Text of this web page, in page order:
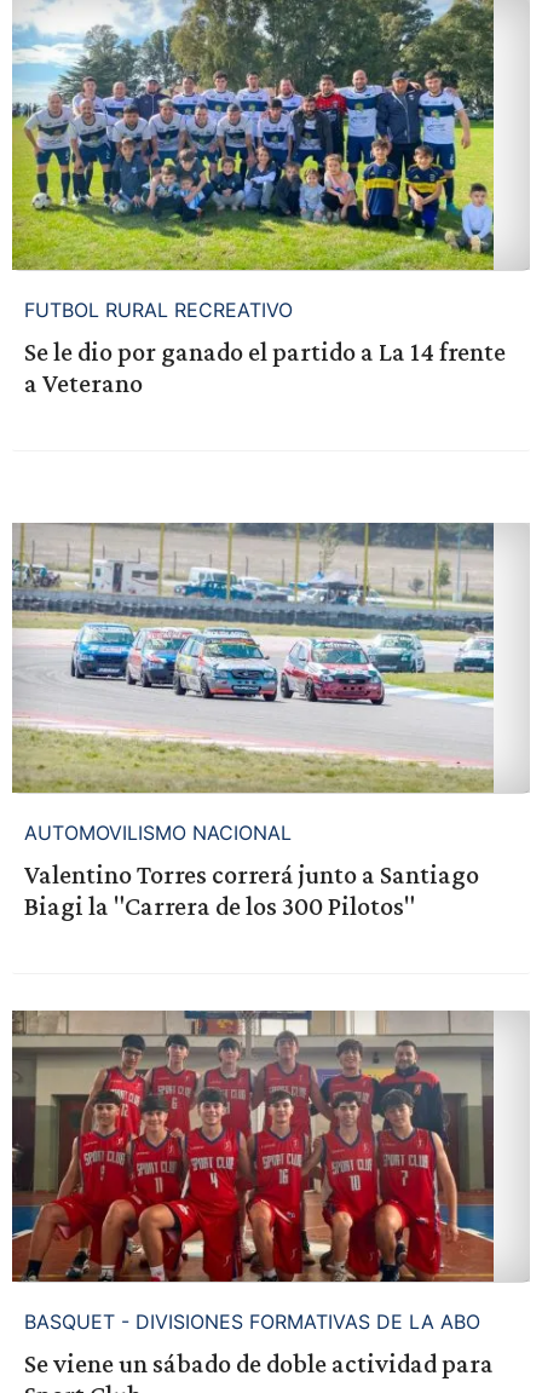
FUTBOL RURAL RECREATIVO
Se le dio por ganado el partido a La 14 frente
a Veterano
AUTOMOVILISMO NACIONAL
Valentino Torres correrá junto a Santiago
Biagi la "Carrera de los 300 Pilotos"
BASQUET - DIVISIONES FORMATIVAS DE LA ABO
Se viene un sábado de doble actividad para